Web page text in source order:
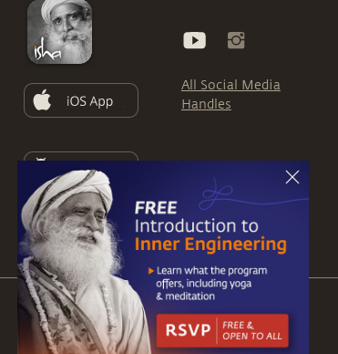
All Social Media
Handles